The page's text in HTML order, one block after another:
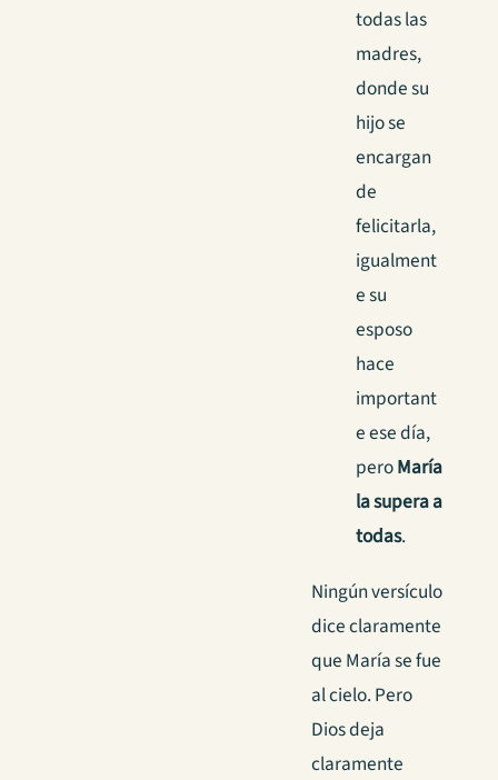
todas las
madres,
donde su
hijo se
encargan
de
felicitarla,
igualment
e su
esposo
hace
important
e ese día,
peroMaría
la supera a
todas.
Ningún versículo
dice claramente
que María se fue
al cielo. Pero
Dios deja
claramente